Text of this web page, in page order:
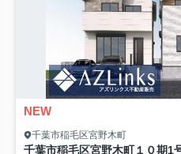
NEW
千葉市稲毛区宮野木町
千葉市稲毛区宮野木町１０期1